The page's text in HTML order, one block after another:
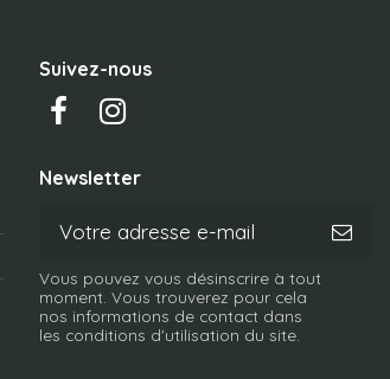
Suivez-nous
Newsletter
Vous pouvez vous désinscrire à tout
moment. Vous trouverez pour cela
nos informations de contact dans
les conditions d'utilisation du site.